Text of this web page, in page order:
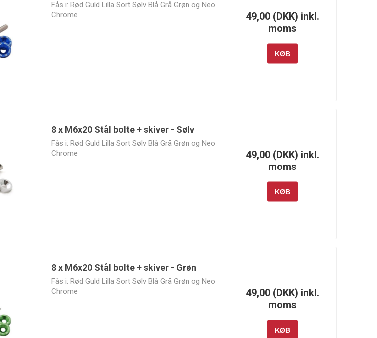
Fås i: Rød Guld Lilla Sort Sølv Blå Grå Grøn og Neo
Chrome
49,00 (DKK) inkl.
moms
KØB
8 x M6x20 Stål bolte + skiver - Sølv
Fås i: Rød Guld Lilla Sort Sølv Blå Grå Grøn og Neo
Chrome
49,00 (DKK) inkl.
moms
KØB
8 x M6x20 Stål bolte + skiver - Grøn
Fås i: Rød Guld Lilla Sort Sølv Blå Grå Grøn og Neo
Chrome
49,00 (DKK) inkl.
moms
KØB